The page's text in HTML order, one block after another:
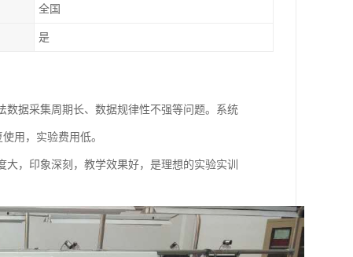
全国
是
数据采集周期长、数据规律性不强等问题。系统
用，实验费用低。
，印象深刻，教学效果好，是理想的实验实训